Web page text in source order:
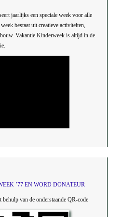
jaarlijks een speciale week voor alle
bestaat uit creatieve activiteiten,
Vakantie Kinderweek is altijd in de
’77 EN WORD DONATEUR
behulp van de onderstaande QR-code